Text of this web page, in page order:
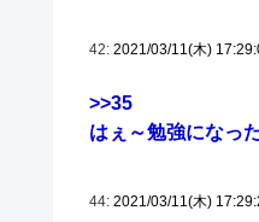
42: 2021/03/11(木)
>>35
はぇ～勉強になっ
44: 2021/03/11(木)